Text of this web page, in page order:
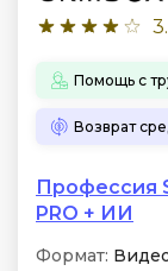
Помощь с
Возврат
Профессия
PRO + ИИ
Формат: